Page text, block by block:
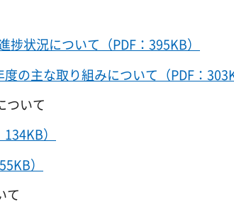
状況について（PDF：395KB）
の主な取り組みについて（PDF：
ついて
）
）
て